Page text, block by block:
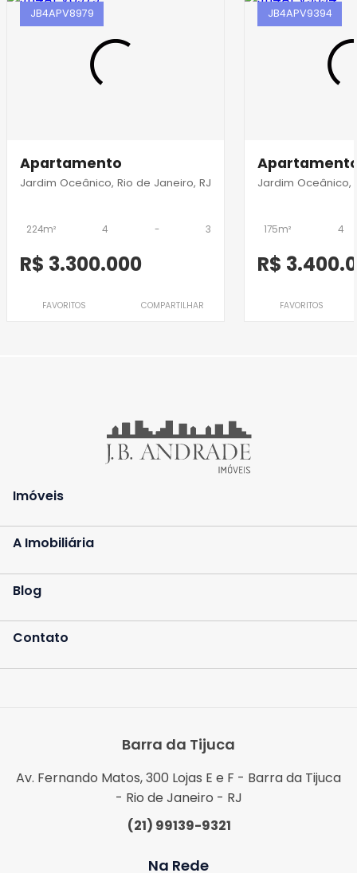
JB4APV8979
Apartamento
Jardim Oceânico, Rio de Janeiro, RJ
224m² 4 - 3
R$ 3.300.000
FAVORITOS COMPARTILHAR
JB4APV9394
Jardim Oceânico,
175m² 4
R$
FAVORITOS
Imóveis
A Imobiliária
Blog
Contato
Barra da Tijuca
Av. Fernando Matos, 300 Lojas E e F - Barra da Tijuca
- Rio de Janeiro - RJ
(21) 99139-9321
Na Rede